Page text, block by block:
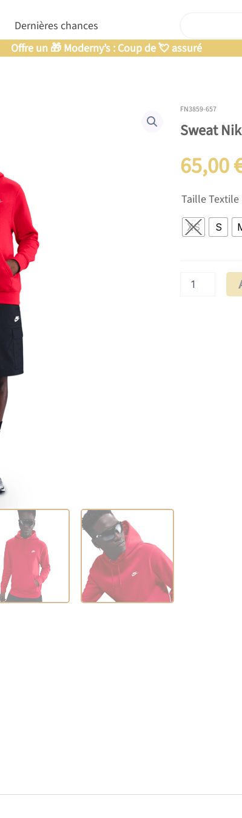
Ouvrir Marques
Dernières chances
Offre un 🎁 Moderny’s : Coup de 💘 assuré
FN3859-657
Sweat
65,00
Taille Textile
XS S
quantité
de
Sweat
Nike